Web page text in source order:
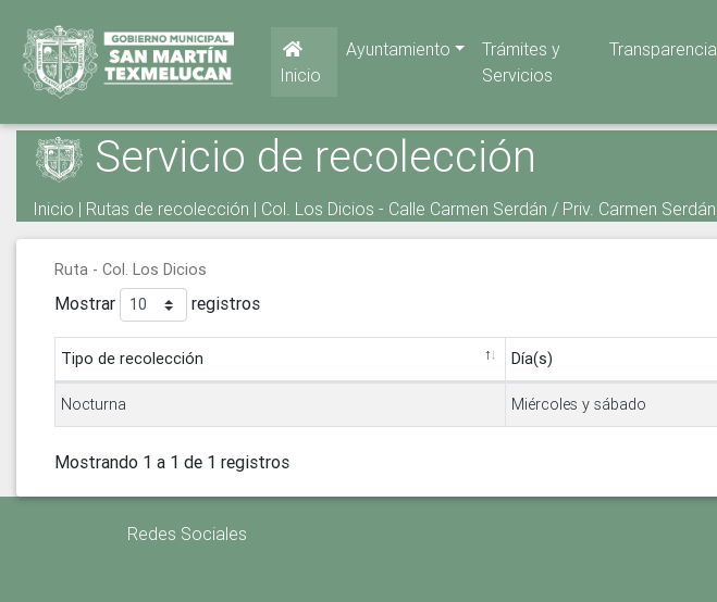
Inicio
Ayuntamiento
Trámites y
Servicios
Transparencia
Servicio de recolección
Inicio | Rutas de recolección | Col. Los Dicios - Calle Carmen Serdán / Priv. Carmen Serdán
Ruta - Col. Los Dicios
Mostrar registros
Tipo de recolección Día(s)
Nocturna Miércoles y sábado
Mostrando 1 a 1 de 1 registros
Redes Sociales